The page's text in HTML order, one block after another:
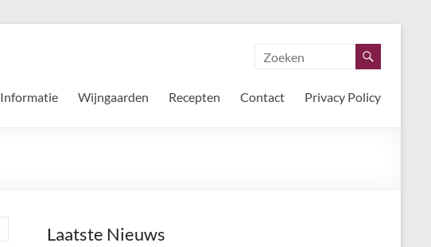
Informatie Wijngaarden Recepten Contact Privacy Policy
Laatste Nieuws